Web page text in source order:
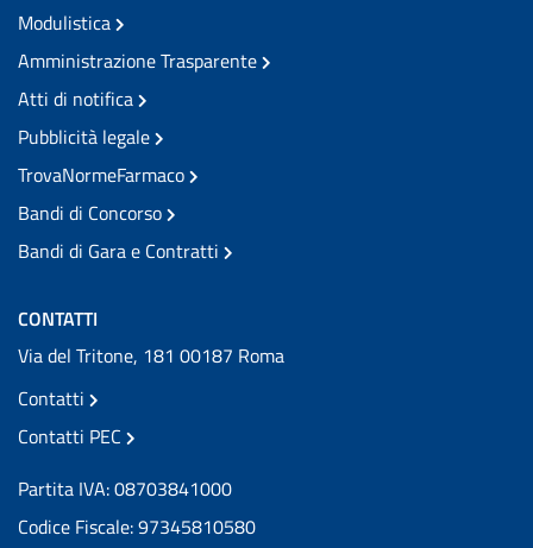
Modulistica
Amministrazione Trasparente
Atti di notifica
Pubblicità legale
TrovaNormeFarmaco
Bandi di Concorso
Bandi di Gara e Contratti
CONTATTI
Via del Tritone, 181 00187 Roma
Contatti
Contatti PEC
Partita IVA: 08703841000
Codice Fiscale: 97345810580